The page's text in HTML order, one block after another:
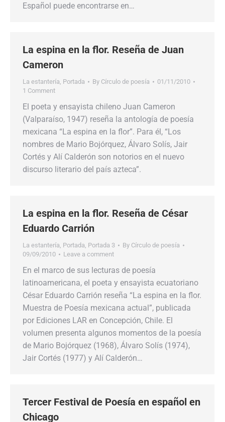
Español puede encontrarse en…
La espina en la flor. Reseña de Juan
Cameron
La estantería, Portada By Círculo de poesía
01/11/2010
1 Comment
El poeta y ensayista chileno Juan Cameron
(Valparaíso, 1947) reseña la antología de poesía
mexicana “La espina en la flor”. Para él, “Los
nombres de Mario Bojórquez, Álvaro Solís, Jair
Cortés y Alí Calderón son notorios en el nuevo
discurso literario del país azteca”.
La espina en la flor. Reseña de César
Eduardo Carrión
La estantería, Portada, Portada 3 By Círculo de poesía
09/09/2010
Leave a comment
En el marco de sus lecturas de poesía
latinoamericana, el poeta y ensayista ecuatoriano
César Eduardo Carrión reseña “La espina en la flor.
Muestra de Poesía mexicana actual”, publicada
por Ediciones LAR en Concepción, Chile. El
volumen presenta algunos momentos de la poesía
de Mario Bojórquez (1968), Álvaro Solís (1974),
Jair Cortés (1977) y Alí Calderón…
Tercer Festival de Poesía en español en
Chicago